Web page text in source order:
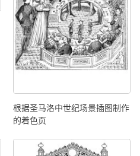
根据圣马洛中世纪场景插图制作
的着色页